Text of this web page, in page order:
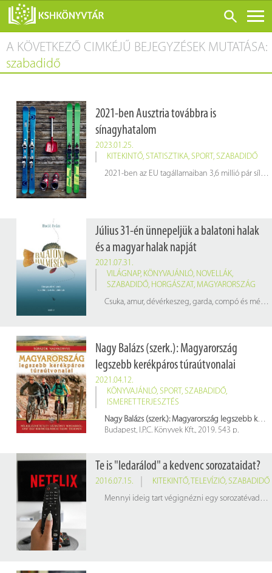
ONLINE KATALÓGUS
RÓLUNK
SZOLGÁLTATÁSOK
KONFERENCIÁK
ADATBÁZISOK
BLOG
A KÖVETKEZŐ CIMKÉJŰ BEJEGYZÉSEK MUTATÁSA:
szabadidő
2021-ben Ausztria továbbra is
sínagyhatalom
2023.01.25.
KITEKINTŐ, STATISZTIKA, SPORT, SZABADIDŐ
2021-ben az EU tagállamaiban 3,6 millió pár sílécet és snowboardot gyártottak. Ezeknek a téli sporteszközöknek csaknem felét (1,6 millió) Ausztriában állították elő.
Július 31-én ünnepeljük a balatoni halak
és a magyar halak napját
2021.07.31.
VILÁGNAP, KÖNYVAJÁNLÓ, NOVELLÁK,
SZABADIDŐ, HORGÁSZAT , MAGYARORSZÁG
Csuka, amur, dévérkeszeg, garda, compó és még sorolhatjuk azokat a halfajtákat, amelyek a Balatonban élnek. 2004-től július utolsó szombatján, idén július 31-én ünnepeljük a balatoni halak és a magyar halak napját. 2021-ben két halfajta, a fogassüllő és a ponty is „balatoni hal” elnevezéssel uniós oltalmat nyert. Gazdasági szempontból ez a két hal a legjelentősebb, szaporításuk az 1920-as évektől tudatos halgazdálkodással történik.
Nagy Balázs (szerk.): Magyarország
legszebb kerékpáros túraútvonalai
2021.04.12.
KÖNYVAJÁNLÓ, SPORT , SZABADIDŐ,
ISMERETTERJESZTÉS
Nagy Balázs (szerk.): Magyarország legszebb kerékpáros túraútvonalai
Budapest, I.P.C. Könyvek Kft., 2019. 543 p.
Te is "ledarálod" a kedvenc sorozataidat?
2016.07.15. KITEKINTŐ,TELEVÍZIÓ, SZABADIDŐ
Mennyi ideig tart végignézni egy sorozatévadot most, amikor soha nem látott mennyiségben – és tegyük hozzá, minőségben – készülnek a tévésorozatok? A Netflix kutatása szerint nem kell hozzá sok idő.